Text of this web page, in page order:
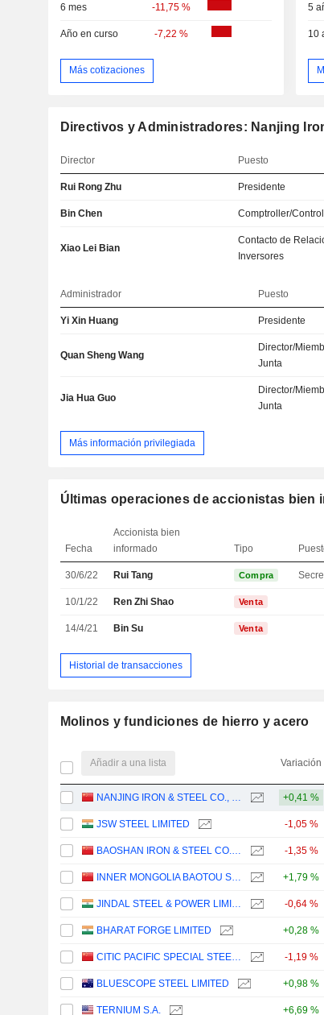
6 mes -11,75 %
Año en curso -7,22 %
Más cotizaciones
5
10
Directivos y Administradores: Nanjing
Director Puesto
Rui Rong Zhu Presidente
Bin Chen Comptroller/
Xiao Lei Bian
Contacto de
Inversores
Administrador Puesto
Yi Xin Huang Presidente
Quan Sheng Wang
Director/
Junta
Jia Hua Guo
Director/
Junta
Más información privilegiada
Últimas operaciones de accionistas bien
Fecha
Accionista bien
informado
Tipo
30/6/22 Rui Tang Compra
10/1/22 Ren Zhi Shao Venta
14/4/21 Bin Su Venta
Historial de transacciones
Molinos y fundiciones de hierro y acero
Añadir a una lista Variación
NANJING IRON & STEEL CO., LTD. +0,41 %
JSW STEEL LIMITED -1,05 %
BAOSHAN IRON & STEEL CO., LTD. -1,35 %
INNER MONGOLIA BAOTOU STEEL UNION CO., LTD. +1,79 %
JINDAL STEEL & POWER LIMITED -0,64 %
BHARAT FORGE LIMITED +0,28 %
CITIC PACIFIC SPECIAL STEEL GROUP CO., LTD -1,19 %
BLUESCOPE STEEL LIMITED +0,98 %
TERNIUM S.A. +6,69 %